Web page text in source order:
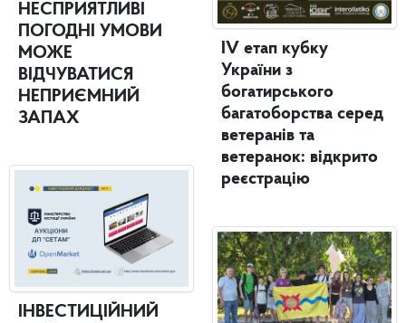
НЕСПРИЯТЛИВІ
ПОГОДНІ УМОВИ
МОЖЕ
ВІДЧУВАТИСЯ
НЕПРИЄМНИЙ
ЗАПАХ
ІНВЕСТИЦІЙНИЙ
IV етап кубку
України з
богатирського
багатоборства серед
ветеранів та
ветеранок: відкрито
реєстрацію